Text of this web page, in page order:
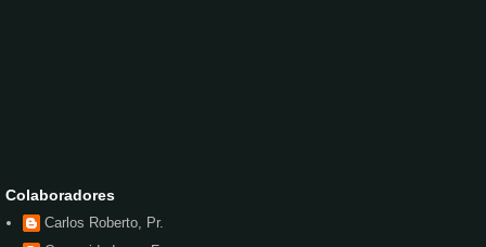
Colaboradores
Carlos Roberto, Pr.